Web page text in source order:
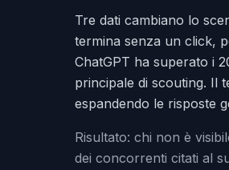
Tre dati cambiano lo
termina senza un click,
ChatGPT ha superato i
principale di scouting. Il
espandendo le risposte
Risultato: chi non è
dei concorrenti citati al